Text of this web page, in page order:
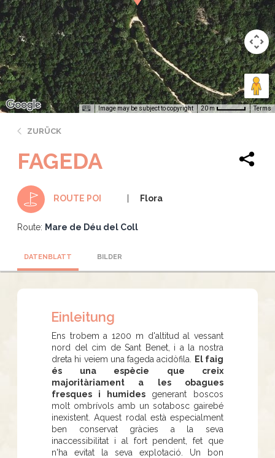
Image may be subject to copyright 20 m Terms
ZURÜCK
FAGEDA
ROUTE POI Flora
Route: Mare de Déu del Coll
DATENBLATT BILDER
Einleitung
Ens trobem a 1200 m d'altitud al vessant
nord del cim de Sant Benet, i a la nostra
dreta hi veiem una fageda acidòfila.
El faig
és una espècie que creix
majoritàriament a les obagues
fresques i humidesgenerant boscos
molt ombrívols amb un sotabosc gairebé
inexistent. Aquest rodal està especialment
ben conservat gràcies a la seva
inaccessibilitat i al fort pendent, fet que
n'ha evitat la seva explotació. Un bon